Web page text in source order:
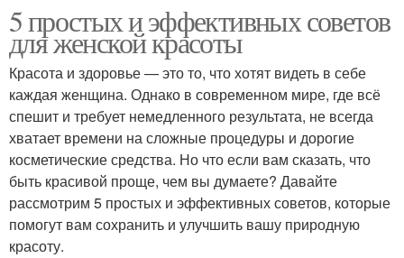
5 простых и эффективных советов
для женской красоты
Красота и здоровье — это то, что хотят видеть в себе
каждая женщина. Однако в современном мире, где всё
спешит и требует немедленного результата, не всегда
хватает времени на сложные процедуры и дорогие
косметические средства. Но что если вам сказать, что
быть красивой проще, чем вы думаете? Давайте
рассмотрим 5 простых и эффективных советов, которые
помогут вам сохранить и улучшить вашу природную
красоту.